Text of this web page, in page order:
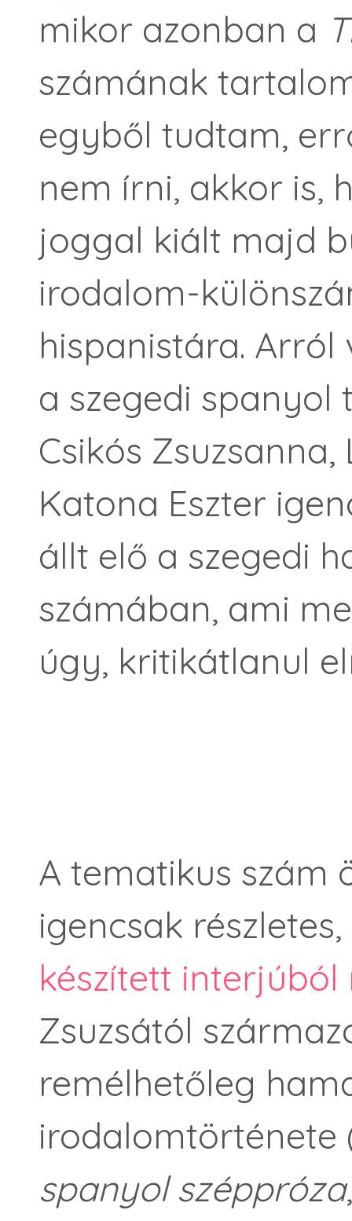
mikor azonban a
számának
egyből tudtam,
nem írni, akkor is,
joggal kiált majd
irodalom-
hispanistára.
a szegedi spanyol
Csikós
Katona Eszter
állt elő a szegedi
számában, ami
úgy, kritikátlanul
A tematikus szám
igencsak részletes,
készített
Zsuzsától
remélhetőleg
spanyol széppróza